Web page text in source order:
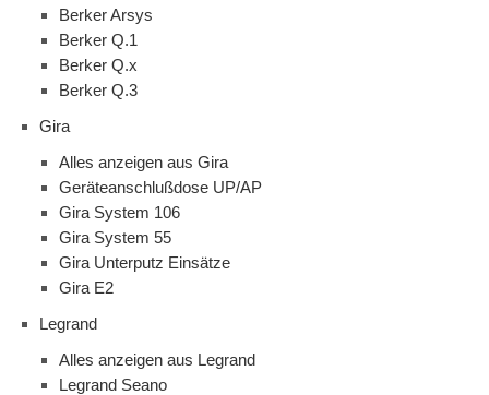
Berker Arsys
Berker Q.1
Berker Q.x
Berker Q.3
Gira
Alles anzeigen aus Gira
Geräteanschlußdose UP/AP
Gira System 106
Gira System 55
Gira Unterputz Einsätze
Gira E2
Legrand
Alles anzeigen aus Legrand
Legrand Seano